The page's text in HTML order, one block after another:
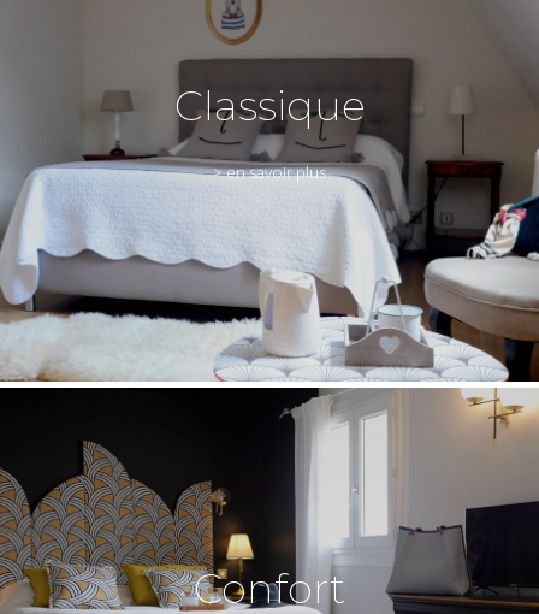
Classique
> en savoir plus
Confort